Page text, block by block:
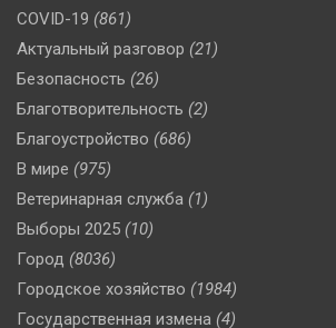
COVID-19 (861)
Актуальный разговор (21)
Безопасность (26)
Благотворительность (2)
Благоустройство (686)
В мире (975)
Ветеринарная служба (1)
Выборы 2025 (10)
Город (8036)
Городское хозяйство (1984)
Государственная измена (4)